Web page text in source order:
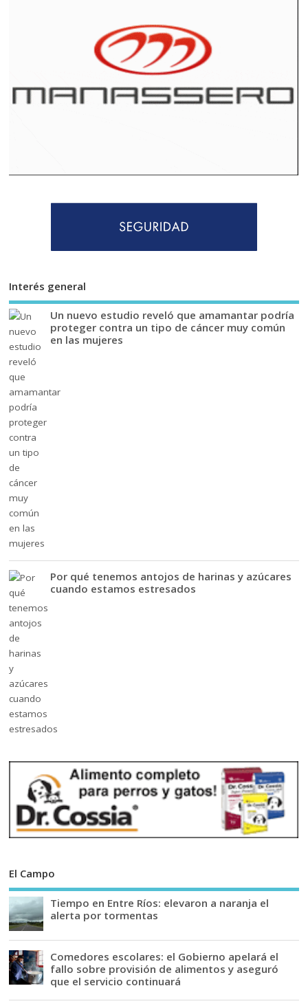
Interés general
Un nuevo estudio reveló que amamantar podría
proteger contra un tipo de cáncer muy común
en las mujeres
Por qué tenemos antojos de harinas y azúcares
cuando estamos estresados
El Campo
Tiempo en Entre Ríos: elevaron a naranja el
alerta por tormentas
Comedores escolares: el Gobierno apelará el
fallo sobre provisión de alimentos y aseguró
que el servicio continuará